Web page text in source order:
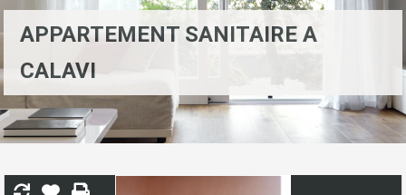
APPARTEMENT SANITAIRE A
CALAVI